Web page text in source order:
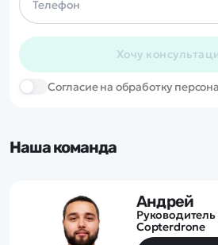
Хочу
Cогласие на обработку
Наша команда
Андрей
Copterdrone